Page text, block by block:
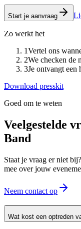
Start je aanvraag
Zo werkt het
1Vertel ons
2We checken de
3Je ontvangt een
Download presskit
Goed om te weten
Veelgestelde
Band
Staat je vraag er niet
mee over jouw
Neem contact op
Wat kost een optreden